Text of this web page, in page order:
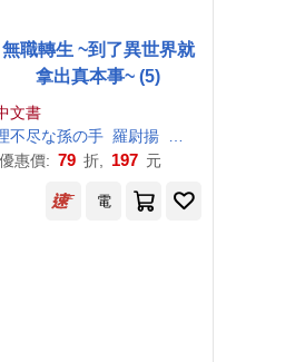
無職轉生 ~到了異世界就
拿出真本事~ (5)
文書
不尽な孫の手 羅尉揚
優惠價: 79 折, 197 元
電